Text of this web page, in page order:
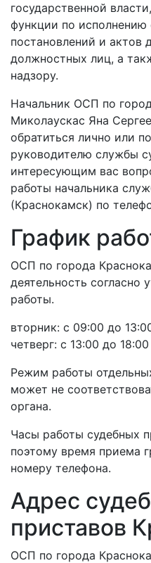
государственной
функции по исполнению
постановлений и актов
должностных лиц, а
надзору.
Начальник ОСП по
Миколаускас Яна
обратиться лично или
руководителю службы
интересующим вас
работы начальника
(Краснокамск) по
График
ОСП по города
деятельность согласно
работы.
вторник: с 09:00 до
четверг: с 13:00 до 18:00
Режим работы
может не
органа.
Часы работы судебных
поэтому время приема
номеру телефона.
Адрес
приставов
ОСП по города